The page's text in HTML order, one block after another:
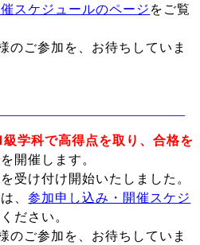
スケジュールのページ をご覧
のご参加を、お待ちしていま
級学科で高得点を取り、合格を
を開催します。
受け付け開始いたしました。
、参加申し込み・開催スケジ
ださい。
のご参加を、お待ちしていま